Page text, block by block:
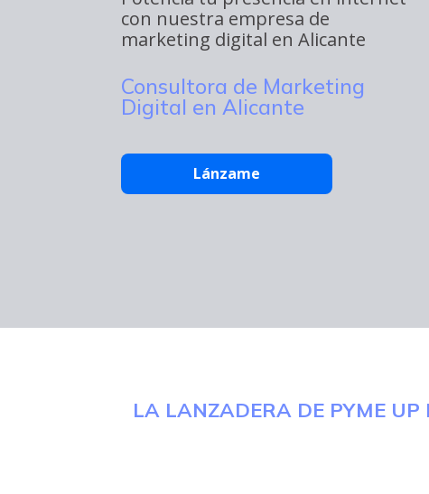
con nuestra empresa de
marketing digital en Alicante
Consultora de Marketing
Digital en Alicante
Lánzame
LA LANZADERA DE PYME UP